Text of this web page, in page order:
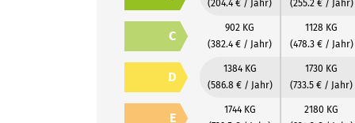
(204.4 € / Jahr)
(255.2 € / Jahr)
C
902 KG
(382.4 € / Jahr)
1128 KG
(478.3 € / Jahr)
D
1384 KG
(586.8 € / Jahr)
1730 KG
(733.5 € / Jahr)
E
1744 KG
2180 KG